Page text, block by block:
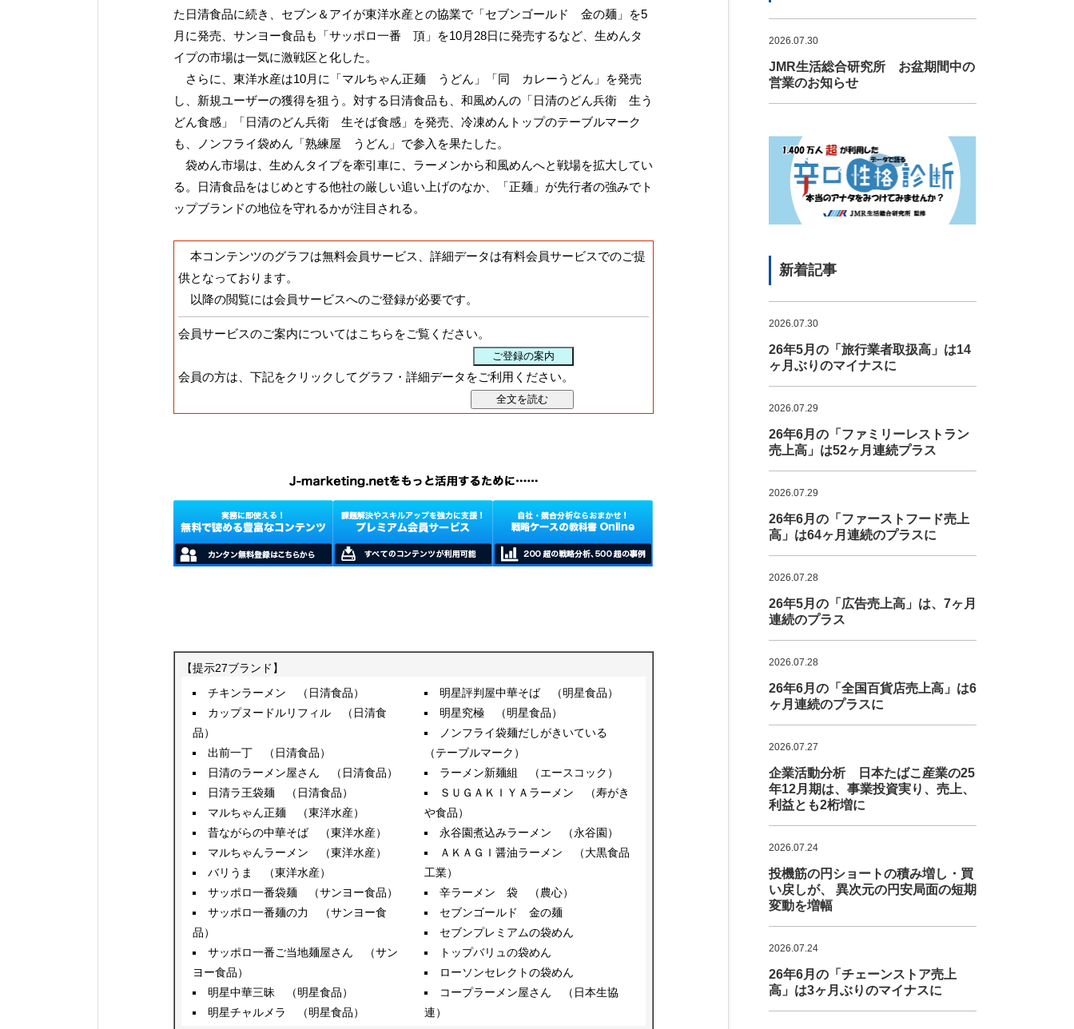
た日清食品に続き、セブン＆アイが東洋水産との協業で「セブンゴールド 金の麺」を5
月に発売、サンヨー食品も「サッポロ一番 頂」を10月28日に発売するなど、生めんタ
イプの市場は一気に激戦区と化した。
さらに、東洋水産は10月に「マルちゃん正麺 うどん」「同 カレーうどん」を発売
し、新規ユーザーの獲得を狙う。対する日清食品も、和風めんの「日清のどん兵衛 生う
どん食感」「日清のどん兵衛 生そば食感」を発売、冷凍めんトップのテーブルマーク
も、ノンフライ袋めん「熟練屋 うどん」で参入を果たした。
袋めん市場は、生めんタイプを牽引車に、ラーメンから和風めんへと戦場を拡大してい
る。日清食品をはじめとする他社の厳しい追い上げのなか、「正麺」が先行者の強みでト
ップブランドの地位を守れるかが注目される。
本コンテンツのグラフは無料会員サービス、詳細データは有料会員サービスでのご提
供となっております。
以降の閲覧には会員サービスへのご登録が必要です。
会員サービスのご案内についてはこちらをご覧ください。
会員の方は、下記をクリックしてグラフ・詳細データをご利用ください。
【提示27ブランド】
チキンラーメン （日清食品）
カップヌードルリフィル （日清食
品）
出前一丁 （日清食品）
日清のラーメン屋さん （日清食品）
日清ラ王袋麺 （日清食品）
マルちゃん正麺 （東洋水産）
昔ながらの中華そば （東洋水産）
マルちゃんラーメン （東洋水産）
バリうま （東洋水産）
サッポロ一番袋麺 （サンヨー食品）
サッポロ一番麺の力 （サンヨー食
品）
サッポロ一番ご当地麺屋さん （サン
ヨー食品）
明星中華三昧 （明星食品）
明星チャルメラ （明星食品）
明星評判屋中華そば （明星食品）
明星究極 （明星食品）
ノンフライ袋麺だしがきいている
（テーブルマーク）
ラーメン新麺組 （エースコック）
ＳＵＧＡＫＩＹＡラーメン （寿がき
や食品）
永谷園煮込みラーメン （永谷園）
ＡＫＡＧＩ醤油ラーメン （大黒食品
工業）
辛ラーメン 袋 （農心）
セブンゴールド 金の麺
セブンプレミアムの袋めん
トップバリュの袋めん
ローソンセレクトの袋めん
コープラーメン屋さん （日本生協
連）
2026.07.30
JMR生活総合研究所 お盆期間中の
営業のお知らせ
新着記事
2026.07.30
26年5月の「旅行業者取扱高」は14
ヶ月ぶりのマイナスに
2026.07.29
26年6月の「ファミリーレストラン
売上高」は52ヶ月連続プラス
2026.07.29
26年6月の「ファーストフード売上
高」は64ヶ月連続のプラスに
2026.07.28
26年5月の「広告売上高」は、7ヶ月
連続のプラス
2026.07.28
26年6月の「全国百貨店売上高」は6
ヶ月連続のプラスに
2026.07.27
企業活動分析 日本たばこ産業の25
年12月期は、事業投資実り、売上、
利益とも2桁増に
2026.07.24
投機筋の円ショートの積み増し・買
い戻しが、 異次元の円安局面の短期
変動を増幅
2026.07.24
26年6月の「チェーンストア売上
高」は3ヶ月ぶりのマイナスに